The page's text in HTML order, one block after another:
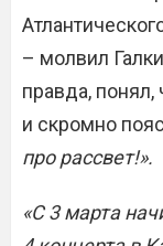
– молвил
правда,
и скромно
про рассвет!».
«С 3 марта